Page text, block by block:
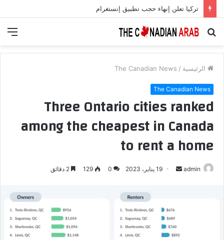
تركيا تعلن إنهاء حجب تطبيق إنستغرام
بحث
الرئيسية /
The Canadian News
The Canadian News
Three Ontario cities ranked
among the cheapest in Canada
to rent a home
admin
أرسل 19 يناير، 2023 0
129